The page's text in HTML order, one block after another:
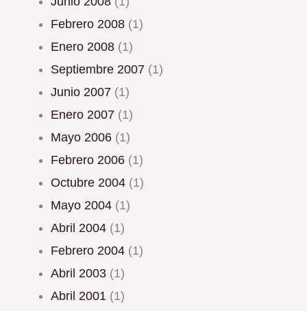
febrero 2008 (1)
enero 2008 (1)
septiembre 2007 (1)
junio 2007 (1)
enero 2007 (1)
mayo 2006 (1)
febrero 2006 (1)
octubre 2004 (1)
mayo 2004 (1)
abril 2004 (1)
febrero 2004 (1)
abril 2003 (1)
abril 2001 (1)